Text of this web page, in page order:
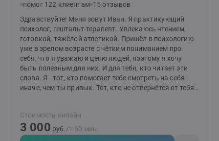
помог 122 клиентам 15 отзывов
Здравствуйте! Меня зовут Иван. Я практикующий
психолог, гештальт-терапевт. Увлекаюсь чтением,
готовкой, тяжёлой атлетикой. Пришёл в психологию
уже в зрелом возрасте с чётким пониманием про
себя, что я уважаю и ценю людей, поэтому я хочу
быть полезным для них. И для тебя, кто читает эти
слова. Я - тот, кто помогает тебе смотреть на себя
иначе, чем ты привык. Тот, кто не отвернётся от тебя
Человек с большой буквы "Ч". Дорогу осилит идущий.
И ты имеешь право идти. Быть может, обратившись
ко мне, ты сможешь идти не так, как ты привык до
Стоимость онлайн
3 000 руб. /≈ 60 мин.